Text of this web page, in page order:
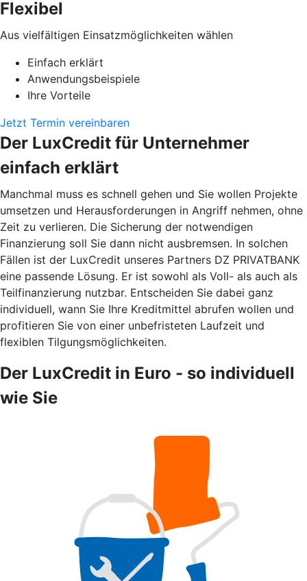
Flexibel
Aus vielfältigen Einsatzmöglichkeiten wählen
Einfach erklärt
Anwendungsbeispiele
Ihre Vorteile
Jetzt Termin vereinbaren
Der LuxCredit für Unternehmer
einfach erklärt
Manchmal muss es schnell gehen und Sie wollen Projekte
umsetzen und Herausforderungen in Angriff nehmen, ohne
Zeit zu verlieren. Die Sicherung der notwendigen
Finanzierung soll Sie dann nicht ausbremsen. In solchen
Fällen ist der LuxCredit unseres Partners DZ PRIVATBANK
eine passende Lösung. Er ist sowohl als Voll- als auch als
Teilfinanzierung nutzbar. Entscheiden Sie dabei ganz
individuell, wann Sie Ihre Kreditmittel abrufen wollen und
profitieren Sie von einer unbefristeten Laufzeit und
flexiblen Tilgungsmöglichkeiten.
Der LuxCredit in Euro - so individuell
wie Sie